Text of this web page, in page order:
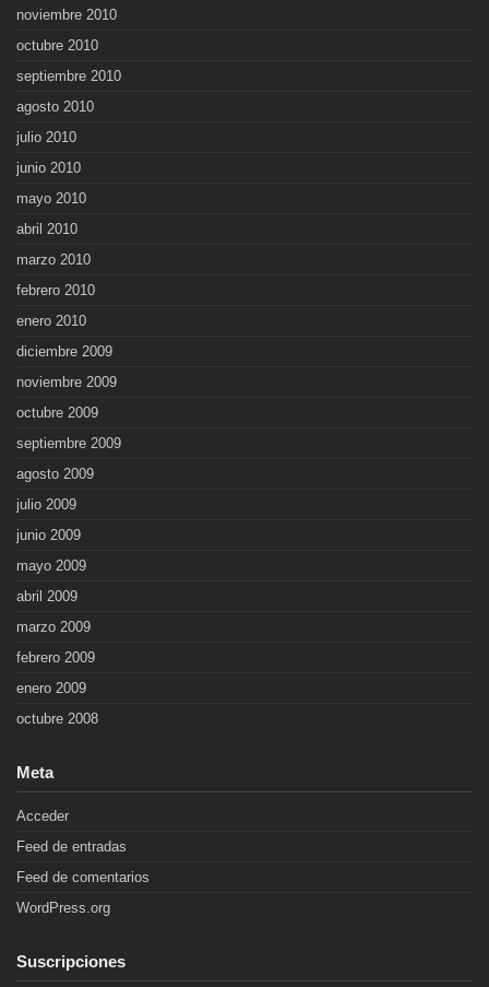
noviembre 2010
octubre 2010
septiembre 2010
agosto 2010
julio 2010
junio 2010
mayo 2010
abril 2010
marzo 2010
febrero 2010
enero 2010
diciembre 2009
noviembre 2009
octubre 2009
septiembre 2009
agosto 2009
julio 2009
junio 2009
mayo 2009
abril 2009
marzo 2009
febrero 2009
enero 2009
octubre 2008
Meta
Acceder
Feed de entradas
Feed de comentarios
WordPress.org
Suscripciones